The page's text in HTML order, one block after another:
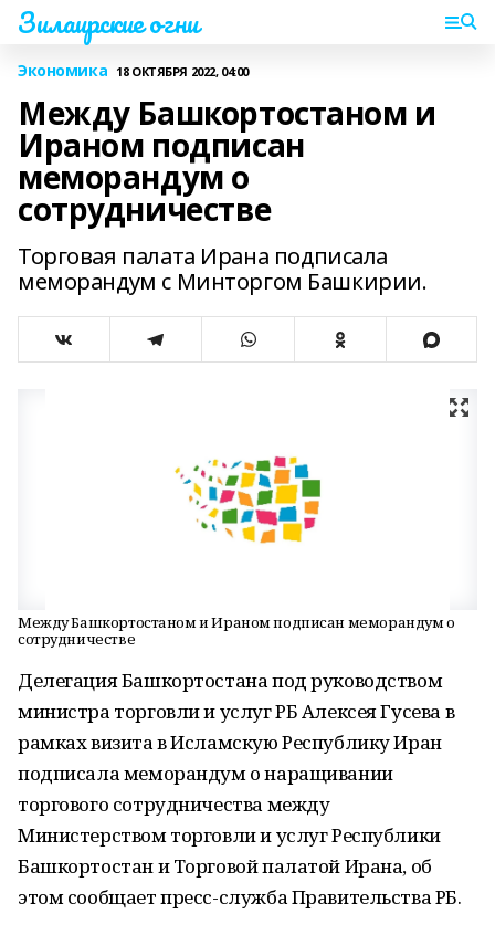
Зилаирские огни
Экономика 18 ОКТЯБРЯ 2022, 04:00
Между Башкортостаном и
Ираном подписан
меморандум о
сотрудничестве
Торговая палата Ирана подписала
меморандум с Минторгом Башкирии.
Между Башкортостаном и Ираном подписан меморандум о
сотрудничестве
Делегация Башкортостана под руководством
министра торговли и услуг РБ Алексея Гусева в
рамках визита в Исламскую Республику Иран
подписала меморандум о наращивании
торгового сотрудничества между
Министерством торговли и услуг Республики
Башкортостан и Торговой палатой Ирана, об
этом сообщает пресс-служба Правительства РБ.